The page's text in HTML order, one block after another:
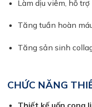
Làm dịu viêm, hỗ
Tăng tuần hoàn
Tăng sản sinh
CHỨC NĂNG
Thiết kế uốn cong